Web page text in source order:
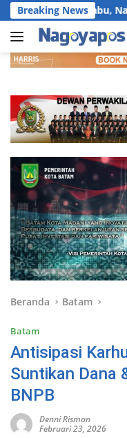
Langsung
ke
konten
Breaking News
Narkoba
Beranda Batam
Batam
Antisipasi
Suntikan Dana
BNPB
Denni Risman
Februari 23, 2026